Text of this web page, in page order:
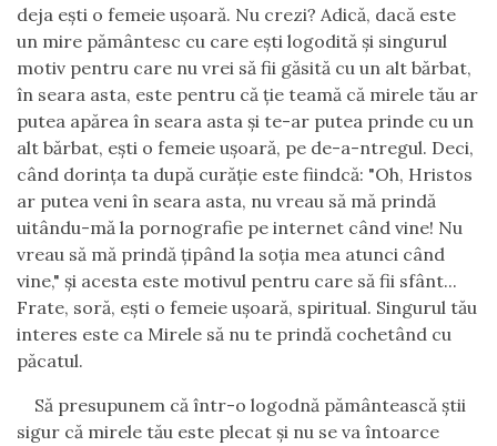
deja eşti o femeie uşoară. Nu crezi? Adică, dacă este
un mire pământesc cu care eşti logodită şi singurul
motiv pentru care nu vrei să fii găsită cu un alt bărbat,
în seara asta, este pentru că ţie teamă că mirele tău ar
putea apărea în seara asta şi te-ar putea prinde cu un
alt bărbat, eşti o femeie uşoară, pe de-a-ntregul. Deci,
când dorinţa ta după curăţie este fiindcă: "Oh, Hristos
ar putea veni în seara asta, nu vreau să mă prindă
uitându-mă la pornografie pe internet când vine! Nu
vreau să mă prindă ţipând la soţia mea atunci când
vine," şi acesta este motivul pentru care să fii sfânt...
Frate, soră, eşti o femeie uşoară, spiritual. Singurul tău
interes este ca Mirele să nu te prindă cochetând cu
păcatul.
Să presupunem că într-o logodnă pământească ştii
sigur că mirele tău este plecat şi nu se va întoarce